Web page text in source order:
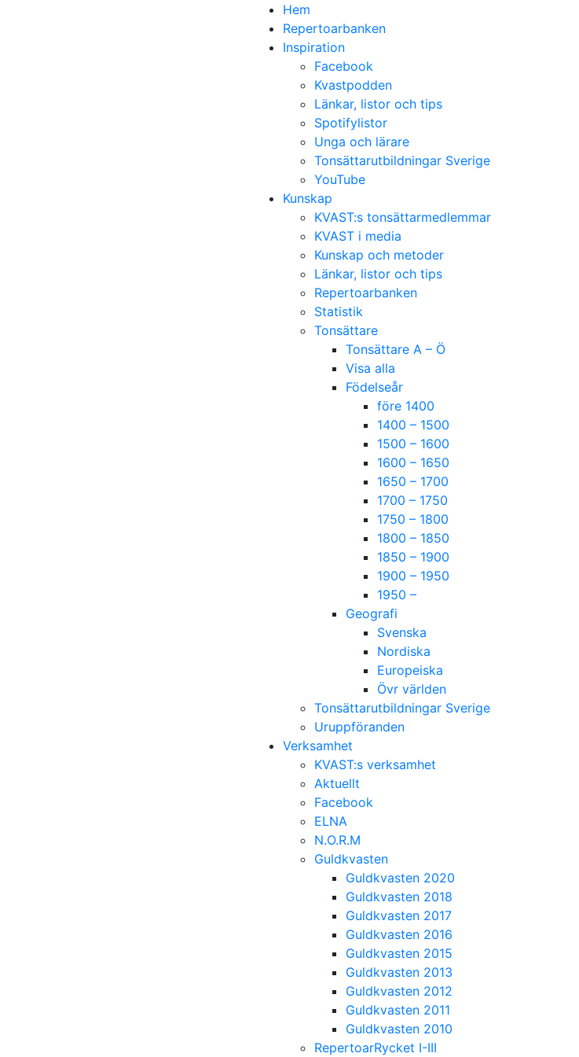
Hem
Repertoarbanken
Inspiration
Facebook
Kvastpodden
Länkar, listor och tips
Spotifylistor
Unga och lärare
Tonsättarutbildningar Sverige
YouTube
Kunskap
KVAST:s tonsättarmedlemmar
KVAST i media
Kunskap och metoder
Länkar, listor och tips
Repertoarbanken
Statistik
Tonsättare
Tonsättare A – Ö
Visa alla
Födelseår
före 1400
1400 – 1500
1500 – 1600
1600 – 1650
1650 – 1700
1700 – 1750
1750 – 1800
1800 – 1850
1850 – 1900
1900 – 1950
1950 –
Geografi
Svenska
Nordiska
Europeiska
Övr världen
Tonsättarutbildningar Sverige
Uruppföranden
Verksamhet
KVAST:s verksamhet
Aktuellt
Facebook
ELNA
N.O.R.M
Guldkvasten
Guldkvasten 2020
Guldkvasten 2018
Guldkvasten 2017
Guldkvasten 2016
Guldkvasten 2015
Guldkvasten 2013
Guldkvasten 2012
Guldkvasten 2011
Guldkvasten 2010
RepertoarRycket I-III